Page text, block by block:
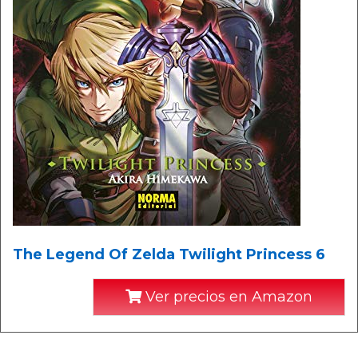
The Legend Of Zelda Twilight Princess 6
Ver precios en Amazon